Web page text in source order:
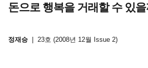
돈으로 행복을 거래할 수 있
정재승 23호 (2008년 12월 Issue 2)